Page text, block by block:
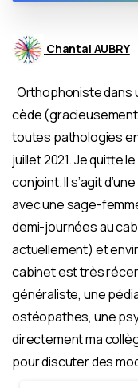
Chantal AUBRY
Orthophoniste dans
cède
toutes pathologies
juillet 2021. Je quitte
conjoint. Il s’agit
avec une sage-
demi-journées au
actuellement) et
cabinet est très
généraliste, une
ostéopathes, une
directement ma
pour discuter des